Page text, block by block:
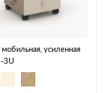
усиленная
3U